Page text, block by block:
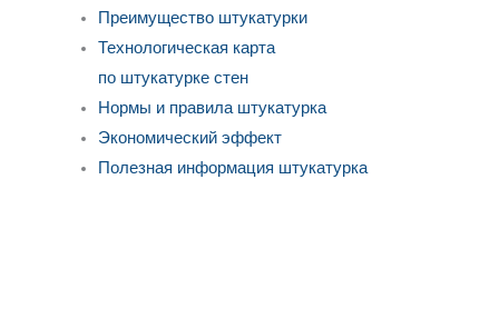
Преимущество штукатурки
Технологическая карта
по штукатурке стен
Нормы и правила штукатурка
Экономический эффект
Полезная информация штукатурка